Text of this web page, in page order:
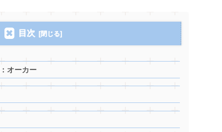
目次
オーカー